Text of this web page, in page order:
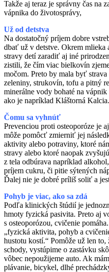
Takže aj teraz je správny čas na
vápnika do životosprávy,
Už od detstva
Na dostatočný príjem dobre
dbať už v detstve. Okrem
stravy detí zaradiť aj iné
zistili, že čím viac bielkovín
močom. Preto by mala byť strava
zeleniny, strukovín, tofu a pitný
minerálne vody bohaté na
ako je napríklad Kláštorná Kalcia.
Čomu sa vyhnúť
Prevenciou proti osteoporóze je
môže pomôcť zmierniť jej
aktivity alebo potraviny, ktoré
stravy alebo ktoré naopak
z tela odbúrava napríklad
príjem cukru, či pitie sýtených
Ďalej nie je dobré príliš soliť a
Pohyb je viac, ako sa zdá
Podľa klinických štúdií je
hmoty fyzická pasivita. Preto aj
s osteoporózou, cvičenie
„fyzická aktivita, pohyb a
hustotu kostí.“ Pomôže už len
schody, vystúpime o zastávku
vôbec nepoužijeme auto. Ak
plávanie, bicykel, dlhé